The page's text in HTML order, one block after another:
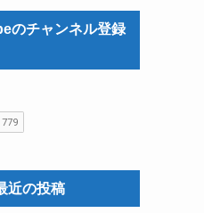
のチャンネル登録
近の投稿